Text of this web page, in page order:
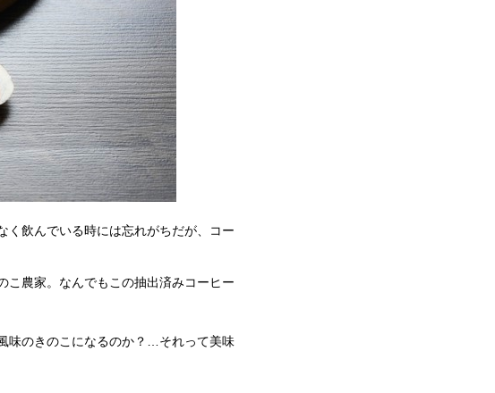
飲んでいる時には忘れがちだが、コー
こ農家。なんでもこの抽出済みコーヒー
味のきのこになるのか？…それって美味